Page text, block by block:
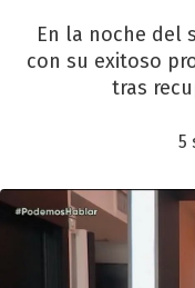
En la noche del
con su exitoso
tras
5